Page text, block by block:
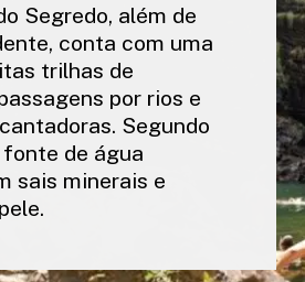
Segredo, além de
conta com uma
trilhas de
por rios e
Segundo
de água
sais minerais e